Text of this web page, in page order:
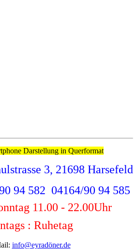
Darstellung in Querformat
3, 21698 Harsefeld
94 582 04164/90 94 585
11.00 - 22.00Uhr
: Ruhetag
info@eyradöner.de